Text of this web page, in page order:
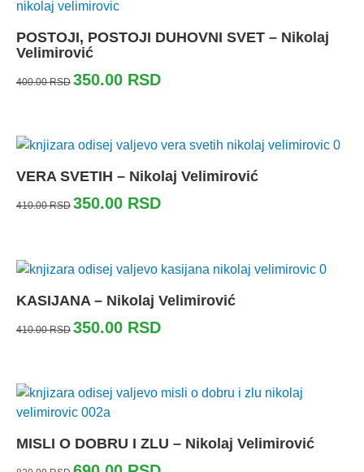
POSTOJI, POSTOJI DUHOVNI SVET – Nikolaj
Velimirović
400.00RSD 350.00 RSD
VERA SVETIH – Nikolaj Velimirović
410.00RSD 350.00 RSD
KASIJANA – Nikolaj Velimirović
410.00RSD 350.00 RSD
MISLI O DOBRU I ZLU – Nikolaj Velimirović